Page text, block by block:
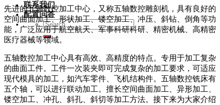
联系我们
配置问答
Search
for:
先进的五轴数控加工中心，又称五轴数控雕刻机，具有良好的
空间曲面加工、形状加工、镂空加工、冲压、斜钻、倒角等功
能，广泛应用于航空航天、军事科研科研、精密机械、高精密
医疗器械等领域。
五轴数控加工中心具有高效、高精度的特点。专用于加工复杂
的曲面工件。工件一次装夹即可完成复杂的加工要求，可适应
现代模具的加工，如汽车零件、飞机结构件。五轴数控铣床有
五个轴，可以进行联动加工。擅长空间曲面加工、异形加工、
镂空加工、冲孔、斜孔、斜切等加工方法。接下来为大家介绍